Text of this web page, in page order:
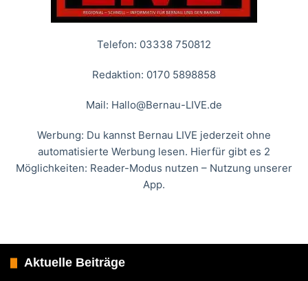
Telefon: 03338 750812
Redaktion: 0170 5898858
Mail: Hallo@Bernau-LIVE.de
Werbung: Du kannst Bernau LIVE jederzeit ohne
automatisierte Werbung lesen. Hierfür gibt es 2
Möglichkeiten: Reader-Modus nutzen – Nutzung unserer
App.
Aktuelle Beiträge